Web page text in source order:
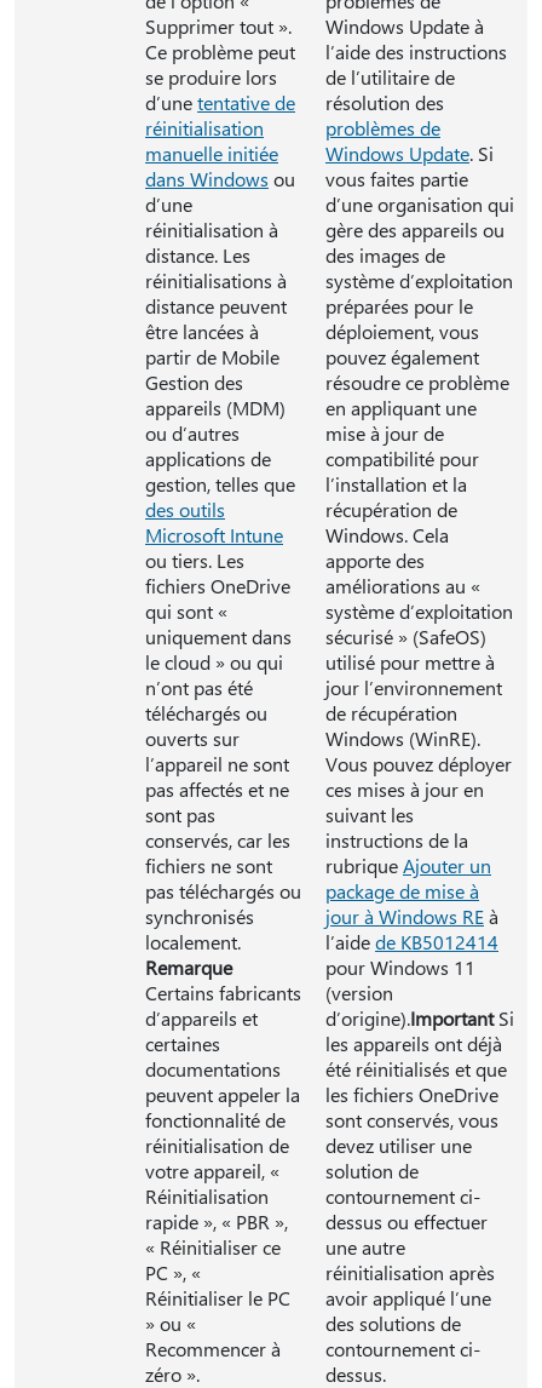
Supprimer tout ».
Ce problème peut
se produire lors
d’unetentative de
réinitialisation
manuelle initiée
dans Windows ou
d’une
réinitialisation à
distance. Les
réinitialisations à
distance peuvent
être lancées à
partir de Mobile
Gestion des
appareils (MDM)
ou d’autres
applications de
gestion, telles que
des outils
Microsoft Intune
ou tiers. Les
fichiers OneDrive
qui sont «
uniquement dans
le cloud » ou qui
n’ont pas été
téléchargés ou
ouverts sur
l’appareil ne sont
pas affectés et ne
sont pas
conservés, car les
fichiers ne sont
pas téléchargés ou
synchronisés
localement.
Remarque
Certains fabricants
d’appareils et
certaines
documentations
peuvent appeler la
fonctionnalité de
réinitialisation de
votre appareil, «
Réinitialisation
rapide », « PBR »,
« Réinitialiser ce
PC », «
Réinitialiser le PC
» ou «
Recommencer à
zéro ».
Windows Update à
l’aide des instructions
de l’utilitaire de
résolution des
problèmes de
Windows Update. Si
vous faites partie
d’une organisation qui
gère des appareils ou
des images de
système d’exploitation
préparées pour le
déploiement, vous
pouvez également
résoudre ce problème
en appliquant une
mise à jour de
compatibilité pour
l’installation et la
récupération de
Windows. Cela
apporte des
améliorations au «
système d’exploitation
sécurisé » (SafeOS)
utilisé pour mettre à
jour l’environnement
de récupération
Windows (WinRE).
Vous pouvez déployer
ces mises à jour en
suivant les
instructions de la
rubriqueAjouter un
package de mise à
jour à Windows REà
l’aidede KB5012414
pour Windows 11
(version
d’origine).ImportantSi
les appareils ont déjà
été réinitialisés et que
les fichiers OneDrive
sont conservés, vous
devez utiliser une
solution de
contournement ci-
dessus ou effectuer
une autre
réinitialisation après
avoir appliqué l’une
des solutions de
contournement ci-
dessus.